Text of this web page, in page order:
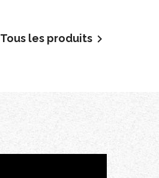
Tous les produits 